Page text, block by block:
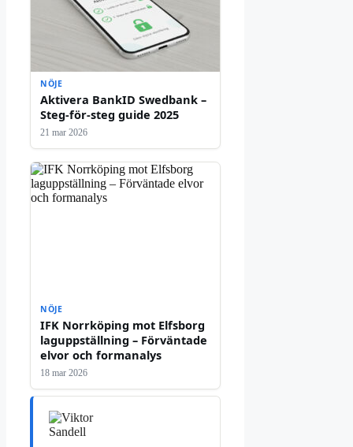
NÖJE
Aktivera BankID Swedbank –
Steg-för-steg guide 2025
21 mar 2026
NÖJE
IFK Norrköping mot Elfsborg
laguppställning – Förväntade
elvor och formanalys
18 mar 2026